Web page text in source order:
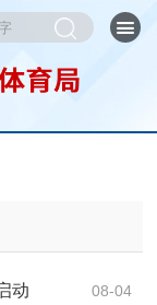
08-04
动